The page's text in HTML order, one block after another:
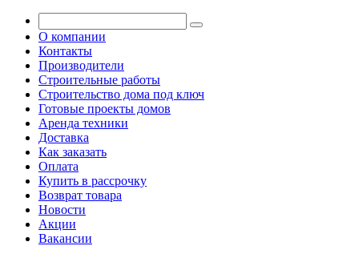
О компании
Контакты
Производители
Строительные работы
Строительство дома под ключ
Готовые проекты домов
Аренда техники
Доставка
Как заказать
Оплата
Купить в рассрочку
Возврат товара
Новости
Акции
Вакансии